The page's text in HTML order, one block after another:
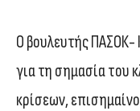
Ο βουλευτής ΠΑΣΟΚ-
για τη σημασία του
κρίσεων,